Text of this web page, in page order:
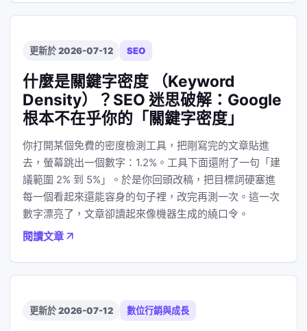
更新於 2026-07-12 SEO
什麼是關鍵字密度 （Keyword
Density）？SEO 迷思破解：Google
根本不在乎你的「關鍵字密度」
你打開某個免費的密度檢測工具，把剛寫完的文章貼進
去，螢幕跳出一個數字：1.2%。工具下面還附了一句「建
議範圍 2% 到 5%」。於是你回頭改稿，把目標詞硬塞進
每一個看起來還能容身的句子裡，改完再測一次。這一次
數字漂亮了，文章卻讀起來像機器生成的繞口令。
閱讀文章
更新於 2026-07-12 數位行銷與成長